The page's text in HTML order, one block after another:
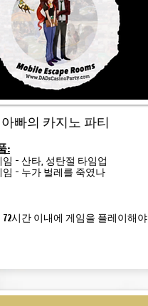
아빠의 카지노 파티
:
임 - 산타, 성탄절 타임업
임 - 누가 벌레를 죽였나
72시간 이내에 게임을 플레이해야